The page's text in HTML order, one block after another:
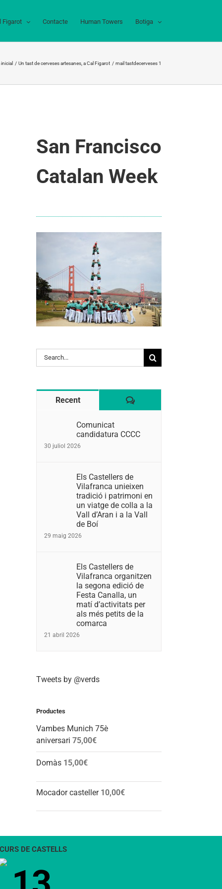
Figarot Contacte Human Towers Botiga
Un tast de cerveses artesanes, a Cal Figarot mail tastdecerveses 1
San Francisco
Catalan Week
Search
for:
Recent Comentaris
Comunicat
candidatura CCCC
30 juliol 2026
Els Castellers de
Vilafranca unieixen
tradició i patrimoni en
un viatge de colla a la
Vall d’Aran i a la Vall
de Boí
29 maig 2026
Els Castellers de
Vilafranca organitzen
la segona edició de
Festa Canalla, un
matí d’activitats per
als més petits de la
comarca
21 abril 2026
Tweets by @verds
Productes
Vambes Munich 75è
aniversari 75,00€
Domàs 15,00€
Mocador casteller 10,00€
DE CASTELLS